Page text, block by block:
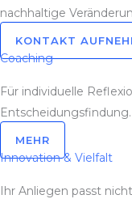
nachhaltige
KONTAKT
Coaching
Für individuelle
Entscheidungsfindung.
MEHR
Innovation & Vielfalt
Ihr Anliegen passt